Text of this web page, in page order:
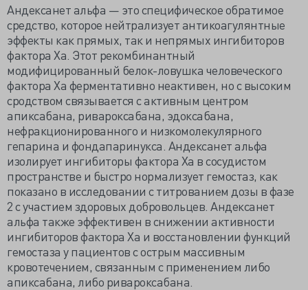
Андексанет альфа — это специфическое обратимое
средство, которое нейтрализует антикоагулянтные
эффекты как прямых, так и непрямых ингибиторов
фактора Ха. Этот рекомбинантный
модифицированный белок-ловушка человеческого
фактора Ха ферментативно неактивен, но с высоким
сродством связывается с активным центром
апиксабана, ривароксабана, эдоксабана,
нефракционированного и низкомолекулярного
гепарина и фондапаринукса. Андексанет альфа
изолирует ингибиторы фактора Ха в сосудистом
пространстве и быстро нормализует гемостаз, как
показано в исследовании с титрованием дозы в фазе
2 с участием здоровых добровольцев. Андексанет
альфа также эффективен в снижении активности
ингибиторов фактора Ха и восстановлении функций
гемостаза у пациентов с острым массивным
кровотечением, связанным с применением либо
апиксабана, либо ривароксабана.